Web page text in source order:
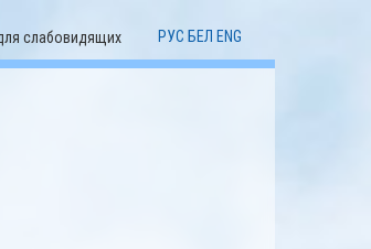
слабовидящих РУС БЕЛ ENG